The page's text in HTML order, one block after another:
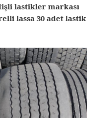
lastikler markası
lassa 30 adet lastik